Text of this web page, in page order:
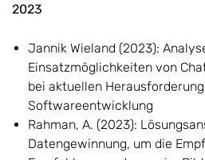
2023
Jannik Wieland (2023):
Einsatzmöglichkeiten von
bei aktuellen
Softwareentwicklung
Rahman, A. (2023):
Datengewinnung, um die